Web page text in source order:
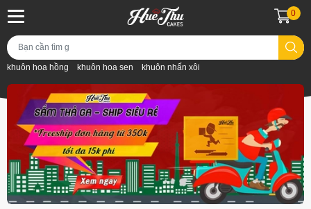
khuôn hoa hồng khuôn hoa sen khuôn nhấn xôi
0